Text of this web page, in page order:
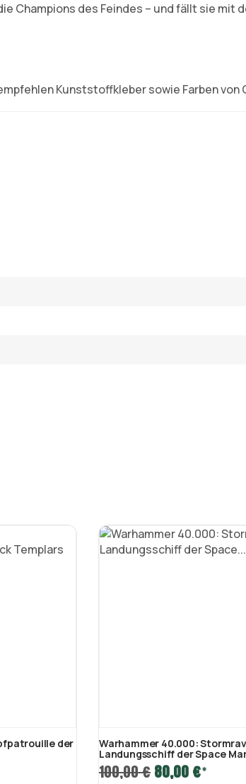
Champions des Feindes – und fällt sie mit
Kunststoffkleber sowie Farben von
der Warhammer 40.000:
Landungsschiff der Space
100,00 €80,00 €*